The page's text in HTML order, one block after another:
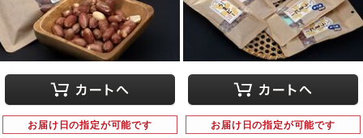
お届け日の指定が可能です お届け日の指定が可能です